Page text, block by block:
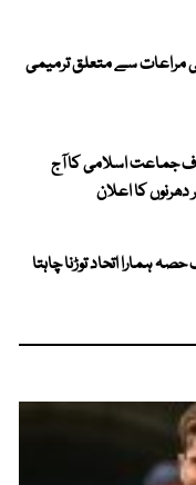
مراعات سے متعلق ترمیمی
جماعت اسلامی کا آج
ہمارا اتحاد توڑنا چاہتا